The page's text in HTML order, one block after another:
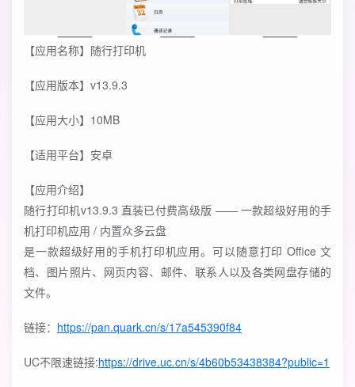
【应用名称】随行打印机
【应用版本】v13.9.3
【应用大小】10MB
【适用平台】安卓
【应用介绍】
随行打印机v13.9.3 直装已付费高级版 —— 一款超级好用的手
机打印机应用 / 内置众多云盘
是一款超级好用的手机打印机应用。可以随意打印 Office 文
档、图片照片、网页内容、邮件、联系人以及各类网盘存储的
文件。
链接： https://pan.quark.cn/s/17a545390f84
UC不限速链接:https://drive.uc.cn/s/4b60b53438384?public=1